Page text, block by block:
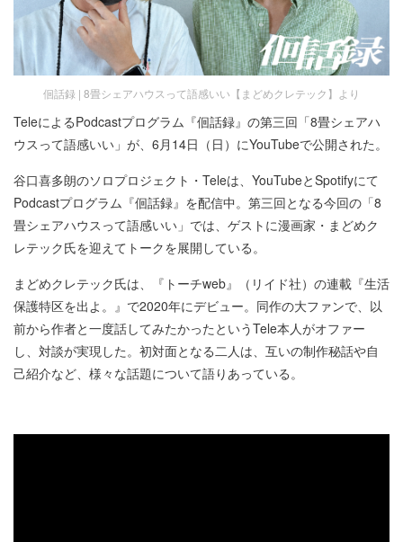
佪話録 | 8畳シェアハウスって語感いい【まどめクレテック】より
TeleによるPodcastプログラム『佪話録』の第三回「8畳シェアハ
ウスって語感いい」が、6月14日（日）にYouTubeで公開された。
谷口喜多朗のソロプロジェクト・Teleは、YouTubeとSpotifyにて
Podcastプログラム『佪話録』を配信中。第三回となる今回の「8
畳シェアハウスって語感いい」では、ゲストに漫画家・まどめク
レテック氏を迎えてトークを展開している。
まどめクレテック氏は、『トーチweb』（リイド社）の連載『生活
保護特区を出よ。』で2020年にデビュー。同作の大ファンで、以
前から作者と一度話してみたかったというTele本人がオファー
し、対談が実現した。初対面となる二人は、互いの制作秘話や自
己紹介など、様々な話題について語りあっている。